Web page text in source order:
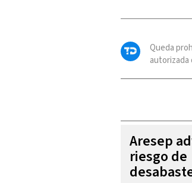
Queda
autorizada
Aresep
riesgo de